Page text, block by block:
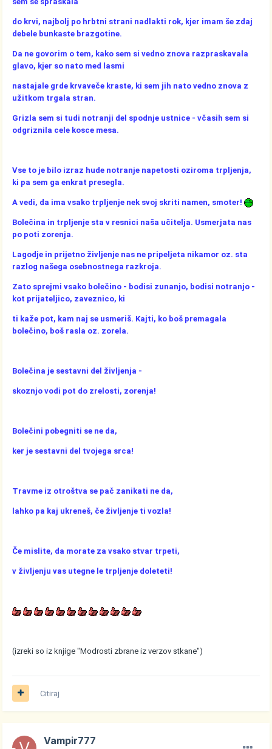
do krvi, najbolj po hrbtni strani nadlakti rok, kjer imam še zdaj
debele bunkaste brazgotine.
Da ne govorim o tem, kako sem si vedno znova razpraskavala
glavo, kjer so nato med lasmi
nastajale grde krvaveče kraste, ki sem jih nato vedno znova z
užitkom trgala stran.
Grizla sem si tudi notranji del spodnje ustnice - včasih sem si
odgriznila cele kosce mesa.
Vse to je bilo izraz hude notranje napetosti oziroma trpljenja,
ki pa sem ga enkrat presegla.
A vedi, da ima vsako trpljenje nek svoj skriti namen, smoter!
Bolečina in trpljenje sta v resnici naša učitelja. Usmerjata nas
po poti zorenja.
Lagodje in prijetno življenje nas ne pripeljeta nikamor oz. sta
razlog našega osebnostnega razkroja.
Zato sprejmi vsako bolečino - bodisi zunanjo, bodisi notranjo -
kot prijateljico, zaveznico, ki
ti kaže pot, kam naj se usmeriš. Kajti, ko boš premagala
bolečino, boš rasla oz. zorela.
Bolečina je sestavni del življenja -
skoznjo vodi pot do zrelosti, zorenja!
Bolečini pobegniti se ne da,
ker je sestavni del tvojega srca!
Travme iz otroštva se pač zanikati ne da,
lahko pa kaj ukreneš, če življenje ti vozla!
Če mislite, da morate za vsako stvar trpeti,
v življenju vas utegne le trpljenje doleteti!
(izreki so iz knjige "Modrosti zbrane iz verzov stkane")
Citiraj
Vampir777